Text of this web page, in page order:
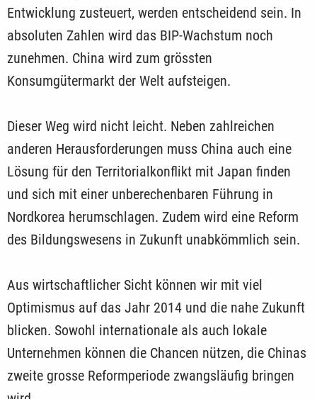
Entwicklung zusteuert, werden entscheidend sein. In
absoluten Zahlen wird das BIP-Wachstum noch
zunehmen. China wird zum grössten
Konsumgütermarkt der Welt aufsteigen.
Dieser Weg wird nicht leicht. Neben zahlreichen
anderen Herausforderungen muss China auch eine
Lösung für den Territorialkonflikt mit Japan finden
und sich mit einer unberechenbaren Führung in
Nordkorea herumschlagen. Zudem wird eine Reform
des Bildungswesens in Zukunft unabkömmlich sein.
Aus wirtschaftlicher Sicht können wir mit viel
Optimismus auf das Jahr 2014 und die nahe Zukunft
blicken. Sowohl internationale als auch lokale
Unternehmen können die Chancen nützen, die Chinas
zweite grosse Reformperiode zwangsläufig bringen